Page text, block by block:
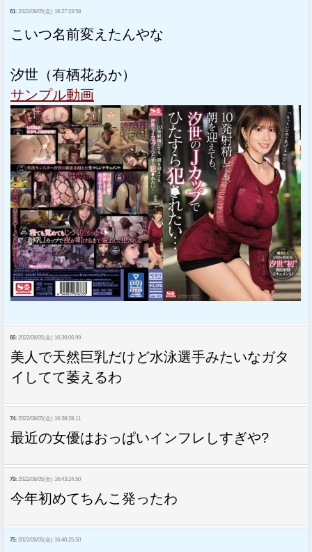
61: 2022/08/05(金) 16:27:23.58
こいつ名前変えたんやな
汐世（有栖花あか）
サンプル動画
66: 2022/08/05(金) 16:30:06.99
美人で天然巨乳だけど水泳選手みたいなガタ
イしてて萎えるわ
74: 2022/08/05(金) 16:38:28.11
最近の女優はおっぱいインフレしすぎや?
79: 2022/08/05(金) 16:43:24.50
今年初めてちんこ発ったわ
75: 2022/08/05(金) 16:40:25.50